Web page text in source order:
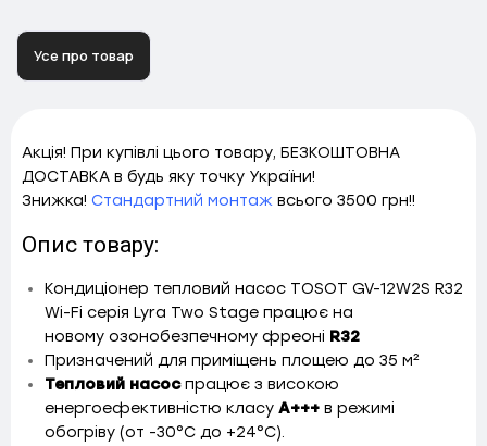
Усе про товар
Акція! При купівлі цього товару, БЕЗКОШТОВНА
ДОСТАВКА в будь яку точку України!
Знижка! Стандартний монтаж всього 3500 грн!!
Опис товару:
Кондиціонер тепловий насос TOSOT GV-12W2S R32
Wi-Fi серія Lyra Two Stage працює на
новому озонобезпечному фреоні R32
Призначений для приміщень площею до 35 м²
Тепловий насоспрацює з високою
енергоефективністю класу A+++ в режимі
обогріву (от -30°C до +24°C).